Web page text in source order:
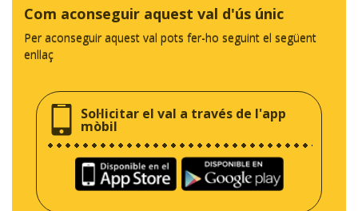
Com aconseguir aquest val d'ús únic
Per aconseguir aquest val pots fer-ho seguint el següent
enllaç
Sol·licitar el val a través de l'app
mòbil